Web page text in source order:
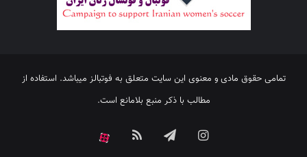
تمامی حقوق مادی و معنوی این سایت متعلق به فوتبالز میباشد. استفاده از
مطالب با ذکر منبع بلامانع است.
اینستاگرامتلگرام خوراک